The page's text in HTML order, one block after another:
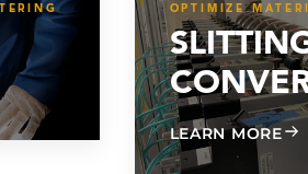
OPTIMIZE
LEARN MORE